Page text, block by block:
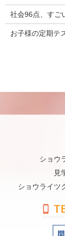
社会96点、すご
お子様の定期テ
ショウ
見
ショウライツ